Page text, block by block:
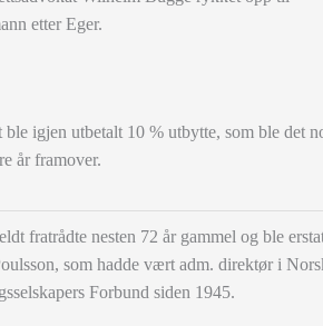
etter Eger.
ble igjen utbetalt 10 % utbytte, som ble det
år framover.
fratrådte nesten 72 år gammel og ble
som hadde vært adm. direktør i
Forbund siden 1945.